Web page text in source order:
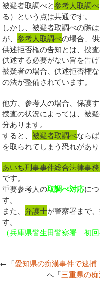
被疑者取調べと参考人取調べ
る）という点は共通です。
しかし、被疑者取調べの際
が、 参考人取調べの場合、
供述拒否権の告知とは、捜
供述する必要がない旨を告げ
被疑者の場合、供述拒否権
の法が整備されています。
他方、参考人の場合、保護
捜査の状況によっては、被
分あります。
すると、 被疑者取調べなら
を取られてしまう恐れがあり
あいち刑事事件総合法律事
です。
重要参考人の取調べ対応に
す。
また、 弁護士が警察署まで
す。
（兵庫県警生田警察署 初
←「愛知県の痴漢事件で逮
へ「三重県の